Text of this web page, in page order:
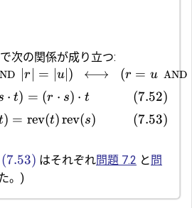
で次の関係が成り立つ:
∣r = u∣ ) ⟷ (r = u AND
⋅ t) = (r ⋅ s) ⋅ t (7.52)
) = rev(t)rev(s) (7.53)
(7.53) はそれぞれ問題 7.2 と 問
。)